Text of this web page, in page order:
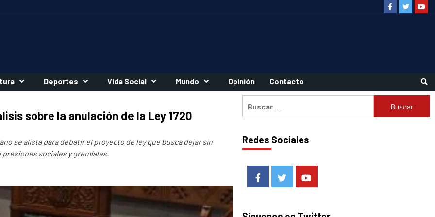
FacebookTwitter
Deportes Vida Social Mundo Opinión Contacto
sobre la anulación de la Ley 1720
se alista para debatir el proyecto de ley que busca dejar sin
sociales y gremiales.
Redes Sociales
FacebookTwitterYoutube